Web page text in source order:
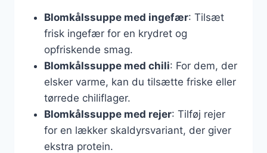
Blomkålssuppe med ingefær: Tilsæt
frisk ingefær for en krydret og
opfriskende smag.
Blomkålssuppe med chili: For dem, der
elsker varme, kan du tilsætte friske eller
tørrede chiliflager.
Blomkålssuppe med rejer: Tilføj rejer
for en lækker skaldyrsvariant, der giver
ekstra protein.